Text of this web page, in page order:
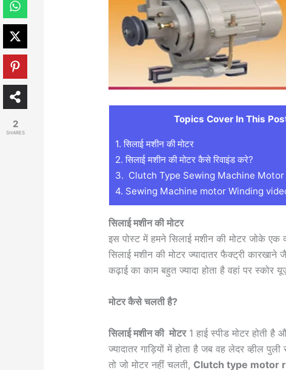
Topics Cover In This
1. सिलाई मशीन की मोटर
2. सिलाई मशीन की मोटर कैसे रिवाइंड करे?
3. Clutch Type Sewing Machine
4. Sewing Machine motor Winding
सिलाई मशीन की मोटर
इस पोस्ट में हमने सिलाई मशीन की मोटर जोके एक
सिलाई मशीन की मोटर ज्यादातर फैक्ट्री
कढ़ाई का काम बहुत ज्यादा होता है वहां पर स्कोर
मोटर कैसे चलती है?
सिलाई मशीन की मोटर1 हाई स्पीड मोटर होती है
ज्यादातर गाड़ियों में होता है जब वह लेदर व्हील
तो जो मोटर नहीं चलती, Clutch type motor
2
SHARES